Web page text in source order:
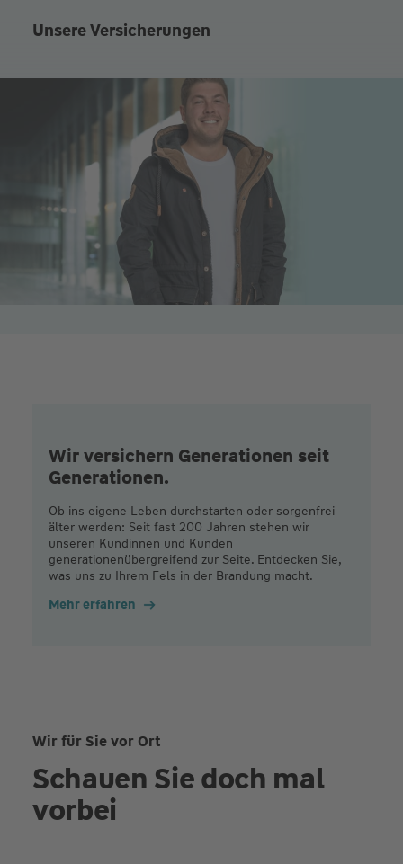
Unsere Versicherungen
Wir versichern Generationen seit
Generationen.
Ob ins eigene Leben durchstarten oder sorgenfrei
älter werden: Seit fast 200 Jahren stehen wir
unseren Kundinnen und Kunden
generationenübergreifend zur Seite. Entdecken Sie,
was uns zu Ihrem Fels in der Brandung macht.
Mehr erfahren
Wir für Sie vor Ort
Schauen Sie doch mal
vorbei